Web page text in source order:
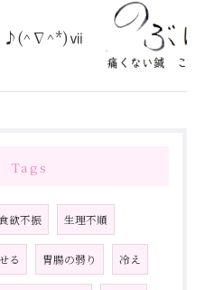
♪(^∇^*)ⅶ
Tags
欲不振 生理不順
る 胃腸の弱り 冷え